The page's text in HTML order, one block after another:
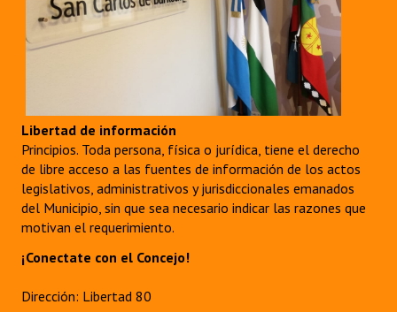
Libertad de información
Principios. Toda persona, física o jurídica, tiene el derecho
de libre acceso a las fuentes de información de los actos
legislativos, administrativos y jurisdiccionales emanados
del Municipio, sin que sea necesario indicar las razones que
motivan el requerimiento.
¡Conectate con el Concejo!
Dirección: Libertad 80